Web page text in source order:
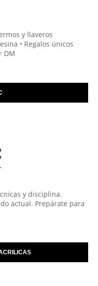
y llaveros
• Regalos únicos
DM
y disciplina.
actual. Prepárate para